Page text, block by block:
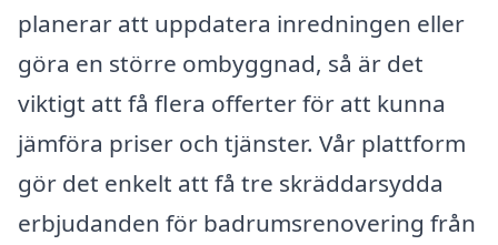
planerar att uppdatera inredningen eller
göra en större ombyggnad, så är det
viktigt att få flera offerter för att kunna
jämföra priser och tjänster. Vår plattform
gör det enkelt att få tre skräddarsydda
erbjudanden för badrumsrenovering från